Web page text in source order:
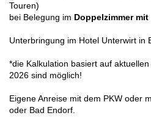
Touren)
bei Belegung im Doppelzimmer mit
Unterbringung im Hotel Unterwirt in
*die Kalkulation basiert auf
2026 sind möglich!
Eigene Anreise mit dem PKW oder
oder Bad Endorf.